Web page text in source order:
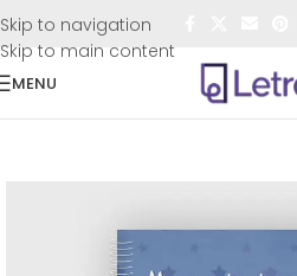
Skip to navigation
Skip to main content
FRETE GRÁTIS
MENU